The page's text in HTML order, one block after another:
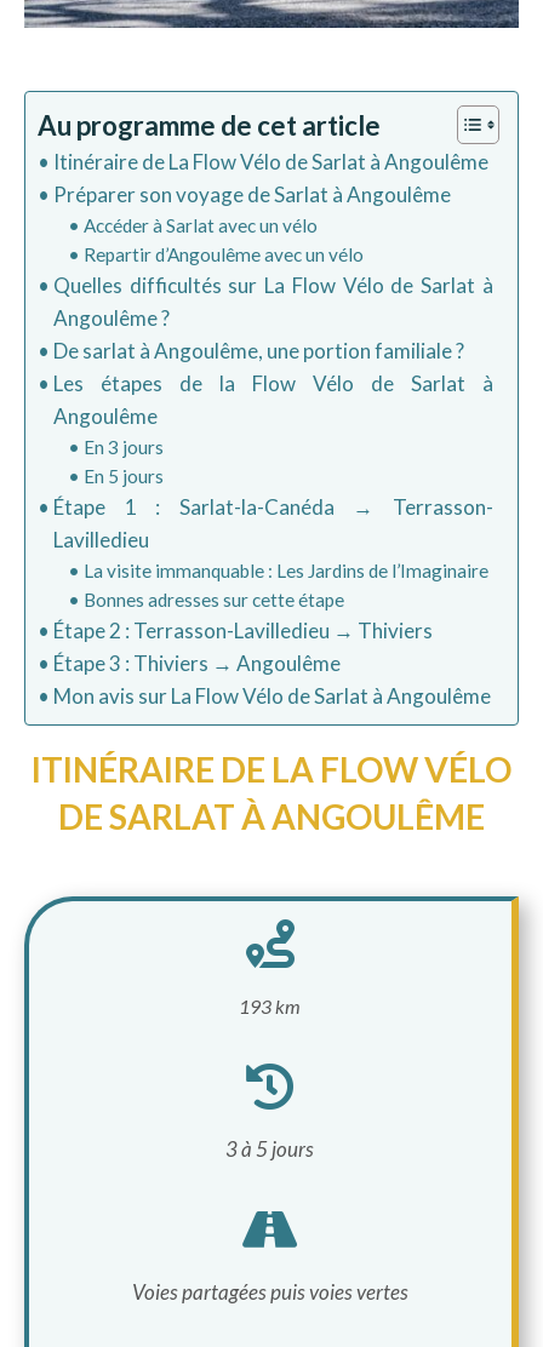
Au programme de cet article
Itinéraire de La Flow Vélo de Sarlat à Angoulême
Préparer son voyage de Sarlat à Angoulême
Accéder à Sarlat avec un vélo
Repartir d’Angoulême avec un vélo
Quelles difficultés sur La Flow Vélo de Sarlat à
Angoulême ?
De sarlat à Angoulême, une portion familiale ?
Les étapes de la Flow Vélo de Sarlat à
Angoulême
En 3 jours
En 5 jours
Étape 1 : Sarlat-la-Canéda → Terrasson-
Lavilledieu
La visite immanquable : Les Jardins de l’Imaginaire
Bonnes adresses sur cette étape
Étape 2 : Terrasson-Lavilledieu → Thiviers
Étape 3 : Thiviers → Angoulême
Mon avis sur La Flow Vélo de Sarlat à Angoulême
ITINÉRAIRE DE LA FLOW VÉLO
DE SARLAT À ANGOULÊME

193 km

3 à 5 jours

Voies partagées puis voies vertes